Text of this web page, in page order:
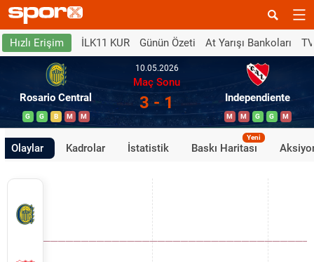
Hızlı Erişim İLK11 KUR Günün Özeti At Yarışı Bankoları
Rosario Central
G G B M M
10.05.2026
Maç Sonu
3 - 1 Independiente
M M G G M
Olaylar Kadrolar İstatistik Baskı Haritası
Yeni